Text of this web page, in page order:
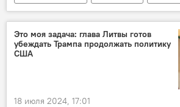
В Литве
Политика
Общество
Белоруссия
Это моя задача: глава Литвы готов
убеждать Трампа продолжать политику
США
18 июля 2024, 17:01